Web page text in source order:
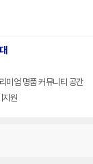
미엄 명품 커뮤니티 공간
지원